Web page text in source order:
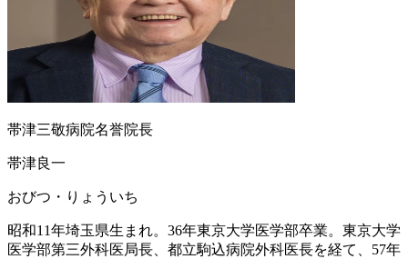
帯津三敬病院名誉院長
帯津良一
おびつ・りょういち
昭和11年埼玉県生まれ。36年東京大学医学部卒業。東京大学
医学部第三外科医局長、都立駒込病院外科医長を経て、57年